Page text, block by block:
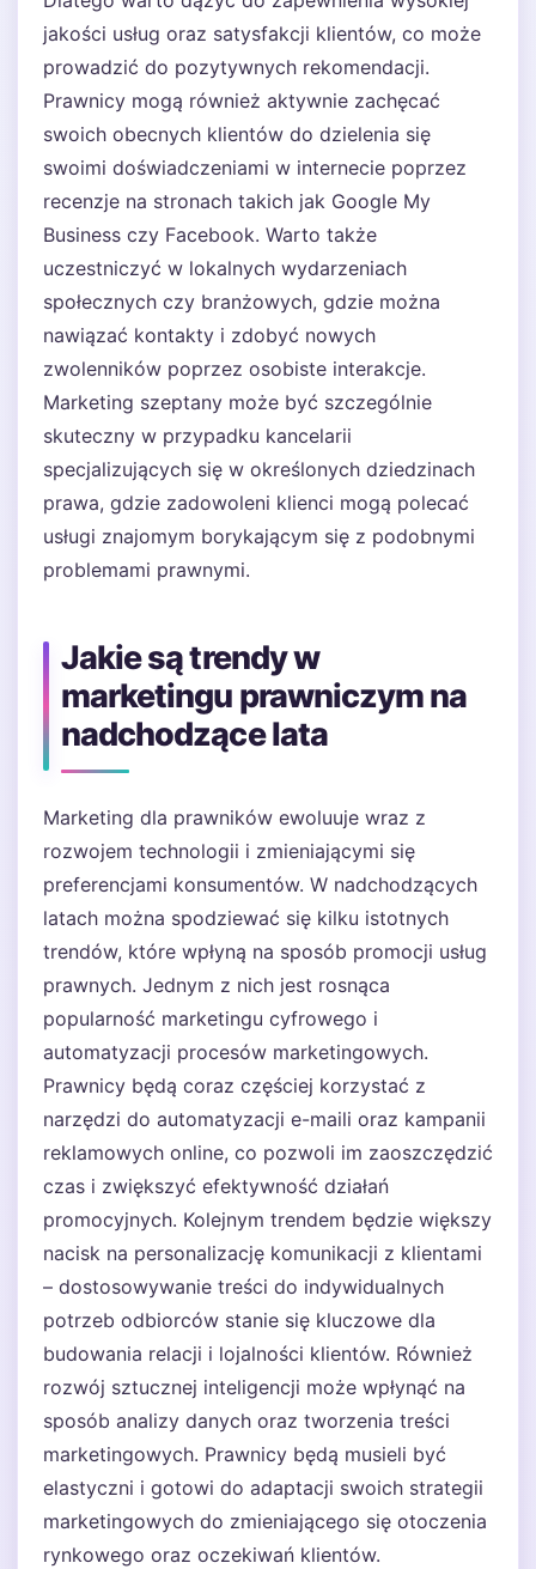
jakości usług oraz satysfakcji klientów, co może
prowadzić do pozytywnych rekomendacji.
Prawnicy mogą również aktywnie zachęcać
swoich obecnych klientów do dzielenia się
swoimi doświadczeniami w internecie poprzez
recenzje na stronach takich jak Google My
Business czy Facebook. Warto także
uczestniczyć w lokalnych wydarzeniach
społecznych czy branżowych, gdzie można
nawiązać kontakty i zdobyć nowych
zwolenników poprzez osobiste interakcje.
Marketing szeptany może być szczególnie
skuteczny w przypadku kancelarii
specjalizujących się w określonych dziedzinach
prawa, gdzie zadowoleni klienci mogą polecać
usługi znajomym borykającym się z podobnymi
problemami prawnymi.
Jakie są trendy w
marketingu prawniczym na
nadchodzące lata
Marketing dla prawników ewoluuje wraz z
rozwojem technologii i zmieniającymi się
preferencjami konsumentów. W nadchodzących
latach można spodziewać się kilku istotnych
trendów, które wpłyną na sposób promocji usług
prawnych. Jednym z nich jest rosnąca
popularność marketingu cyfrowego i
automatyzacji procesów marketingowych.
Prawnicy będą coraz częściej korzystać z
narzędzi do automatyzacji e-maili oraz kampanii
reklamowych online, co pozwoli im zaoszczędzić
czas i zwiększyć efektywność działań
promocyjnych. Kolejnym trendem będzie większy
nacisk na personalizację komunikacji z klientami
– dostosowywanie treści do indywidualnych
potrzeb odbiorców stanie się kluczowe dla
budowania relacji i lojalności klientów. Również
rozwój sztucznej inteligencji może wpłynąć na
sposób analizy danych oraz tworzenia treści
marketingowych. Prawnicy będą musieli być
elastyczni i gotowi do adaptacji swoich strategii
marketingowych do zmieniającego się otoczenia
rynkowego oraz oczekiwań klientów.